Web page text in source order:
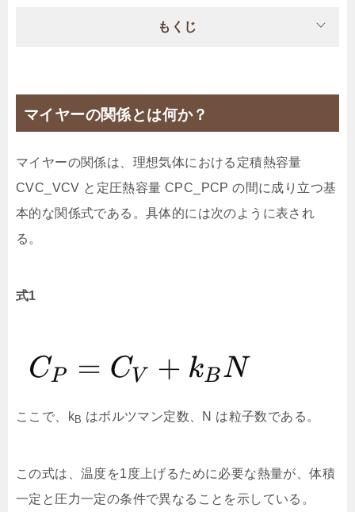
もくじ
マイヤーの関係とは何か？
マイヤーの関係は、理想気体における定積熱容量
CVC_VCV​ と定圧熱容量 CPC_PCP​ の間に成り立つ基
本的な関係式である。具体的には次のように表され
る。
式1
ここで、kB はボルツマン定数、N は粒子数である。
この式は、温度を1度上げるために必要な熱量が、体積
一定と圧力一定の条件で異なることを示している。